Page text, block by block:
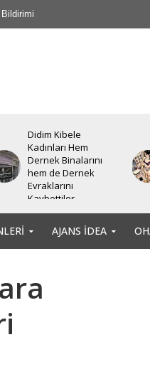
Bir insanın bir diğer
insana, bir başka
canlıya yapabileceği
tüm kötülüklere şahit
olduğumuz
günlerdeyiz.
AJANS İDEA